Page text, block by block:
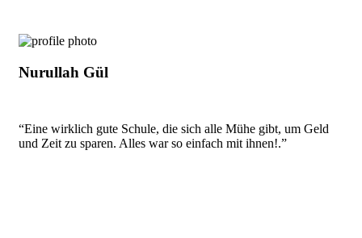
Nurullah Gül
“Eine wirklich gute Schule, die sich alle Mühe gibt, um Geld
und Zeit zu sparen. Alles war so einfach mit ihnen!.”